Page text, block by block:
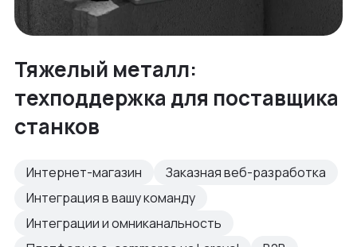
Тяжелый металл:
техподдержка для поставщика
станков
Интернет-магазин
Заказная веб-разработка
Интеграция в вашу команду
Интеграции и омниканальность